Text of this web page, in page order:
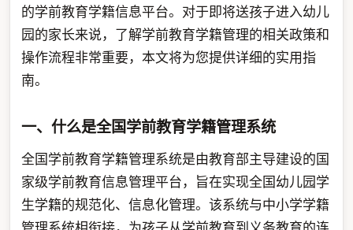
的学前教育学籍信息平台。对于即将送孩子进入幼儿
园的家长来说，了解学前教育学籍管理的相关政策和
操作流程非常重要，本文将为您提供详细的实用指
南。
一、什么是全国学前教育学籍管理系统
全国学前教育学籍管理系统是由教育部主导建设的国
家级学前教育信息管理平台，旨在实现全国幼儿园学
生学籍的规范化、信息化管理。该系统与中小学学籍